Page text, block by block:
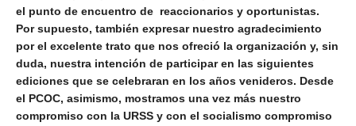
el punto de encuentro de reaccionarios y oportunistas.
Por supuesto, también expresar nuestro agradecimiento
por el excelente trato que nos ofreció la organización y, sin
duda, nuestra intención de participar en las siguientes
ediciones que se celebraran en los años venideros. Desde
el PCOC, asimismo, mostramos una vez más nuestro
compromiso con la URSS y con el socialismo compromiso